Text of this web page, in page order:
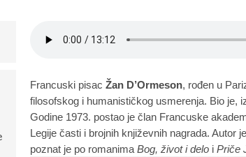
Francuski pisac Žan D’Ormeson, rođen u
filosofskog i humanističkog usmerenja. Bio je,
Godine 1973. postao je član Francuske
Legije časti i brojnih književnih nagrada. Autor je
poznat je po romanima Bog, život i delo i Priče